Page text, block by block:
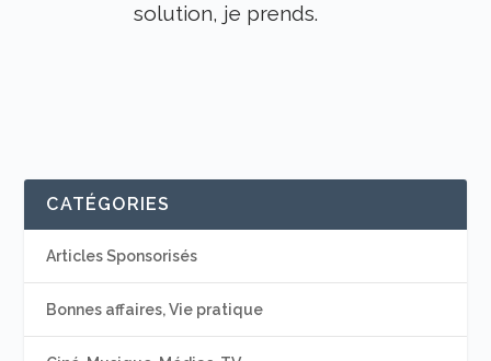
solution, je prends.
CATÉGORIES
Articles Sponsorisés
Bonnes affaires, Vie pratique